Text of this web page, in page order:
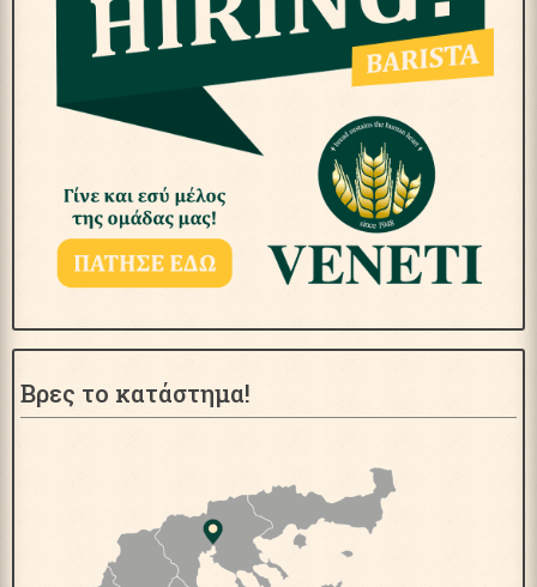
Βρες το κατάστημα!